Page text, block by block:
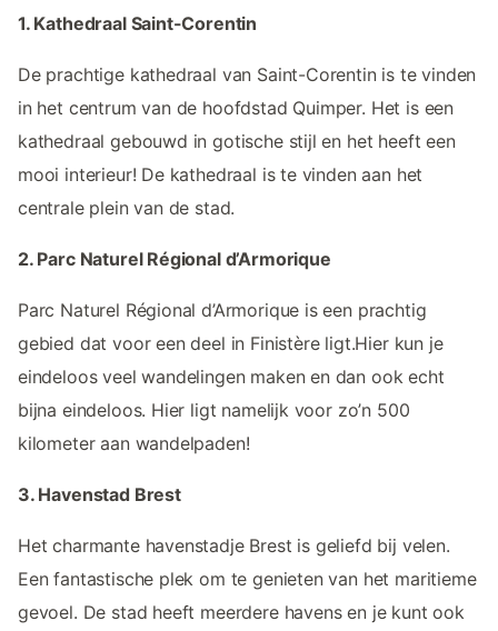
1. Kathedraal Saint-Corentin
De prachtige kathedraal van Saint-Corentin is te vinden
in het centrum van de hoofdstad Quimper. Het is een
kathedraal gebouwd in gotische stijl en het heeft een
mooi interieur! De kathedraal is te vinden aan het
centrale plein van de stad.
2. Parc Naturel Régional d’Armorique
Parc Naturel Régional d’Armorique is een prachtig
gebied dat voor een deel in Finistère ligt.Hier kun je
eindeloos veel wandelingen maken en dan ook echt
bijna eindeloos. Hier ligt namelijk voor zo’n 500
kilometer aan wandelpaden!
3. Havenstad Brest
Het charmante havenstadje Brest is geliefd bij velen.
Een fantastische plek om te genieten van het maritieme
gevoel. De stad heeft meerdere havens en je kunt ook